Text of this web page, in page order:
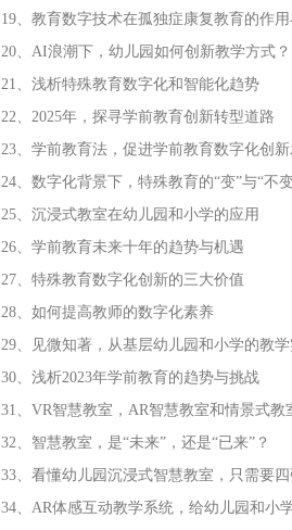
19、教育数字技术在孤独症康复教育的作
20、AI浪潮下，幼儿园如何创新教学方式？
21、浅析特殊教育数字化和智能化趋势
22、2025年，探寻学前教育创新转型道路
23、学前教育法，促进学前教育数字化创
24、数字化背景下，特殊教育的“变”与“不
25、沉浸式教室在幼儿园和小学的应用
26、学前教育未来十年的趋势与机遇
27、特殊教育数字化创新的三大价值
28、如何提高教师的数字化素养
29、见微知著，从基层幼儿园和小学的教
30、浅析2023年学前教育的趋势与挑战
31、VR智慧教室，AR智慧教室和情景式教
32、智慧教室，是“未来”，还是“已来”？
33、看懂幼儿园沉浸式智慧教室，只需要
34、AR体感互动教学系统，给幼儿园和小